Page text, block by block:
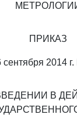
ПРИКАЗ
сентября 2014 г.
В